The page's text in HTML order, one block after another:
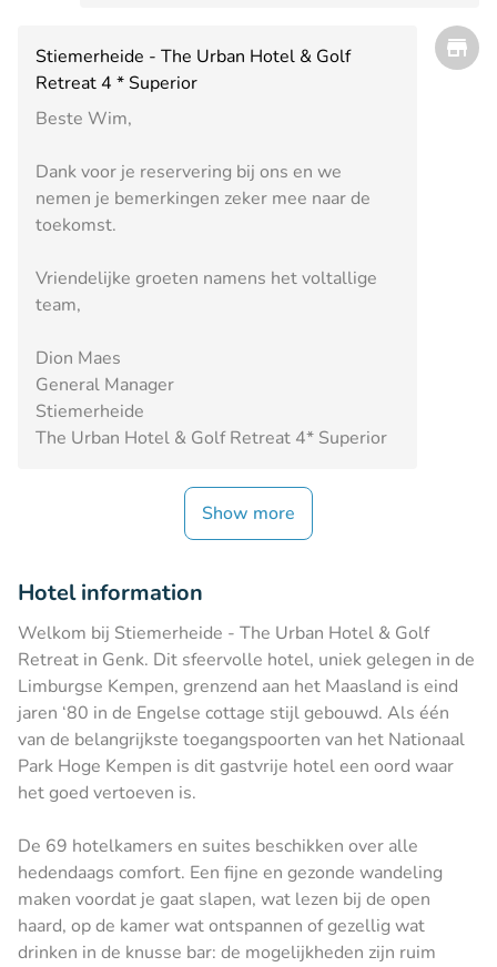
Stiemerheide - The Urban Hotel & Golf
Retreat 4 * Superior
Beste Wim,
Dank voor je reservering bij ons en we
nemen je bemerkingen zeker mee naar de
toekomst.
Vriendelijke groeten namens het voltallige
team,
Dion Maes
General Manager
Stiemerheide
The Urban Hotel & Golf Retreat 4* Superior
Show more
Hotel information
Welkom bij Stiemerheide - The Urban Hotel & Golf
Retreat in Genk. Dit sfeervolle hotel, uniek gelegen in de
Limburgse Kempen, grenzend aan het Maasland is eind
jaren ‘80 in de Engelse cottage stijl gebouwd. Als één
van de belangrijkste toegangspoorten van het Nationaal
Park Hoge Kempen is dit gastvrije hotel een oord waar
het goed vertoeven is.
De 69 hotelkamers en suites beschikken over alle
hedendaags comfort. Een fijne en gezonde wandeling
maken voordat je gaat slapen, wat lezen bij de open
haard, op de kamer wat ontspannen of gezellig wat
drinken in de knusse bar: de mogelijkheden zijn ruim